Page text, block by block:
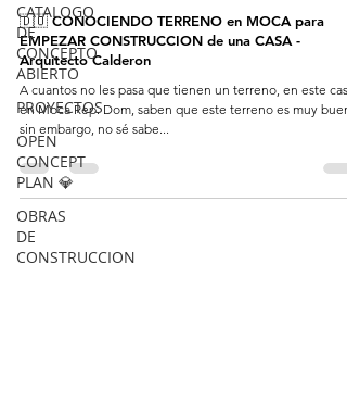
CATALOGO
DE
CONCEPTO
ABIERTO
PROYECTOS
OPEN
CONCEPT
PLAN 💎
OBRAS
DE
CONSTRUCCION
🇩🇴 CONOCIENDO TERRENO en MOCA para
EMPEZAR CONSTRUCCION de una CASA -
Arquitecto Calderon
A cuantos no les pasa que tienen un terreno, en este caso
en Moca Rep. Dom, saben que este terreno es muy
sin embargo, no sé sabe...